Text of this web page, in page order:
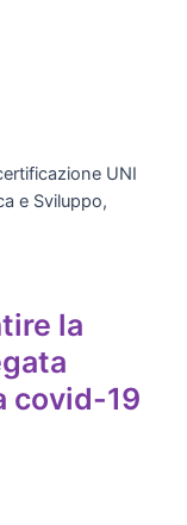
UNI
e Sviluppo,
la
covid-19